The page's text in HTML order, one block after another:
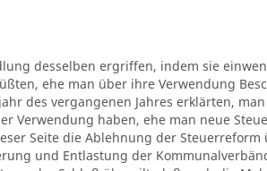
desselben ergriffen, indem sie
ehe man über ihre Verwendung
des vergangenen Jahres erklärten,
Verwendung haben, ehe man neue
Seite die Ablehnung der
und Entlastung der